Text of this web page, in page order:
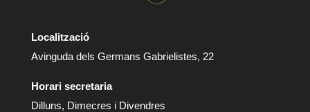
Localització
Avinguda dels Germans Gabrielistes, 22
Horari secretaria
Dilluns, Dimecres i Divendres